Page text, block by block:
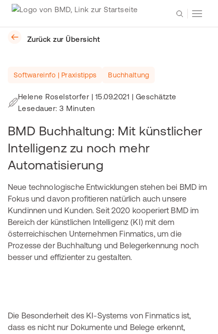
Zurück zur Übersicht
Softwareinfo | Praxistipps Buchhaltung
Helene Roselstorfer | 15.09.2021 | Geschätzte
Lesedauer: 3 Minuten
BMD Buchhaltung: Mit künstlicher
Intelligenz zu noch mehr
Automatisierung
Neue technologische Entwicklungen stehen bei BMD im
Fokus und davon profitieren natürlich auch unsere
Kundinnen und Kunden. Seit 2020 kooperiert BMD im
Bereich der künstlichen Intelligenz (KI) mit dem
österreichischen Unternehmen Finmatics, um die
Prozesse der Buchhaltung und Belegerkennung noch
besser und effizienter zu gestalten.
Die Besonderheit des KI-Systems von Finmatics ist,
dass es nicht nur Dokumente und Belege erkennt,